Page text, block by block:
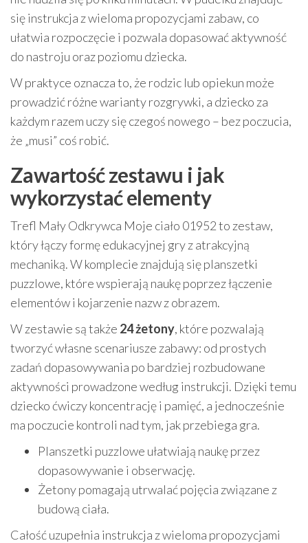
się instrukcja z wieloma propozycjami zabaw, co
ułatwia rozpoczęcie i pozwala dopasować aktywność
do nastroju oraz poziomu dziecka.
W praktyce oznacza to, że rodzic lub opiekun może
prowadzić różne warianty rozgrywki, a dziecko za
każdym razem uczy się czegoś nowego – bez poczucia,
że „musi” coś robić.
Zawartość zestawu i jak
wykorzystać elementy
Trefl Mały Odkrywca Moje ciało 01952 to zestaw,
który łączy formę edukacyjnej gry z atrakcyjną
mechaniką. W komplecie znajdują się planszetki
puzzlowe, które wspierają naukę poprzez łączenie
elementów i kojarzenie nazw z obrazem.
W zestawie są także 24 żetony, które pozwalają
tworzyć własne scenariusze zabawy: od prostych
zadań dopasowywania po bardziej rozbudowane
aktywności prowadzone według instrukcji. Dzięki temu
dziecko ćwiczy koncentrację i pamięć, a jednocześnie
ma poczucie kontroli nad tym, jak przebiega gra.
Planszetki puzzlowe ułatwiają naukę przez
dopasowywanie i obserwację.
Żetony pomagają utrwalać pojęcia związane z
budową ciała.
Całość uzupełnia instrukcja z wieloma propozycjami